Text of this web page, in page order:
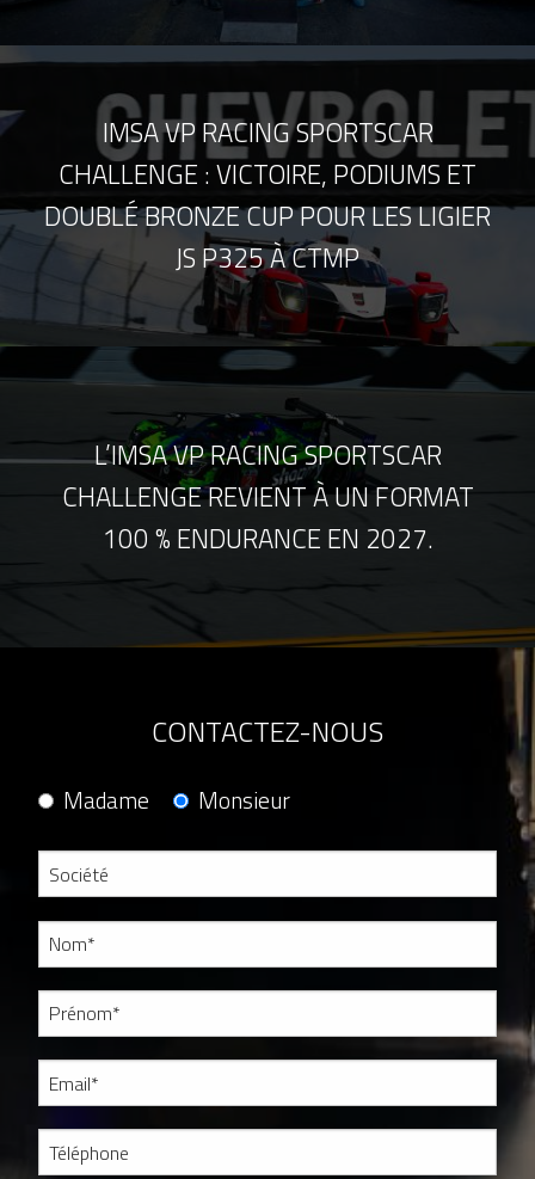
IMSA VP RACING SPORTSCAR
CHALLENGE : VICTOIRE, PODIUMS ET
DOUBLÉ BRONZE CUP POUR LES LIGIER
JS P325 À CTMP
L’IMSA VP RACING SPORTSCAR
CHALLENGE REVIENT À UN FORMAT
100 % ENDURANCE EN 2027.
CONTACTEZ-NOUS
Madame Monsieur